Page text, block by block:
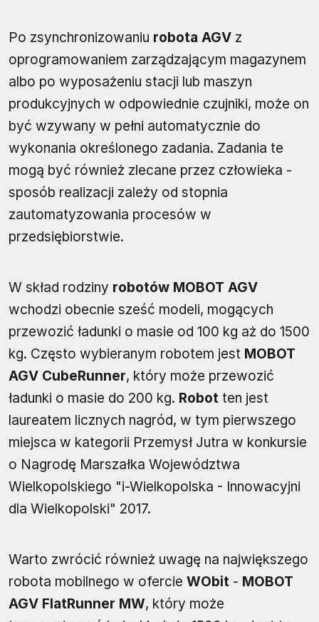
Po zsynchronizowaniu robota AGV z
oprogramowaniem zarządzającym magazynem
albo po wyposażeniu stacji lub maszyn
produkcyjnych w odpowiednie czujniki, może on
być wzywany w pełni automatycznie do
wykonania określonego zadania. Zadania te
mogą być również zlecane przez człowieka -
sposób realizacji zależy od stopnia
zautomatyzowania procesów w
przedsiębiorstwie.
W skład rodziny robotów MOBOT AGV
wchodzi obecnie sześć modeli, mogących
przewozić ładunki o masie od 100 kg aż do 1500
kg. Często wybieranym robotem jest MOBOT
AGV CubeRunner, który może przewozić
ładunki o masie do 200 kg. Robot ten jest
laureatem licznych nagród, w tym pierwszego
miejsca w kategorii Przemysł Jutra w konkursie
o Nagrodę Marszałka Województwa
Wielkopolskiego "i-Wielkopolska - Innowacyjni
dla Wielkopolski" 2017.
Warto zwrócić również uwagę na największego
robota mobilnego w ofercie WObit - MOBOT
AGV FlatRunner MW, który może